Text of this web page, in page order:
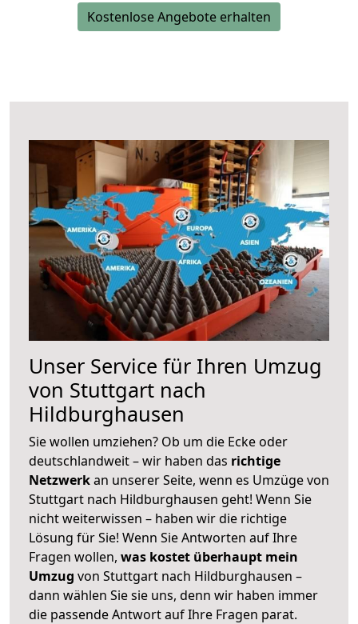
Kostenlose Angebote erhalten
Unser Service für Ihren Umzug
von Stuttgart nach
Hildburghausen
Sie wollen umziehen? Ob um die Ecke oder
deutschlandweit – wir haben das richtige
Netzwerkan unserer Seite, wenn es Umzüge von
Stuttgart nach Hildburghausen geht! Wenn Sie
nicht weiterwissen – haben wir die richtige
Lösung für Sie! Wenn Sie Antworten auf Ihre
Fragen wollen, was kostet überhaupt mein
Umzug von Stuttgart nach Hildburghausen –
dann wählen Sie sie uns, denn wir haben immer
die passende Antwort auf Ihre Fragen parat.